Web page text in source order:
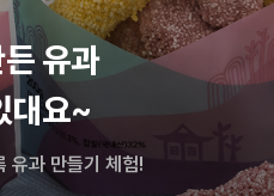
유과
대요~
유과 만들기 체험!